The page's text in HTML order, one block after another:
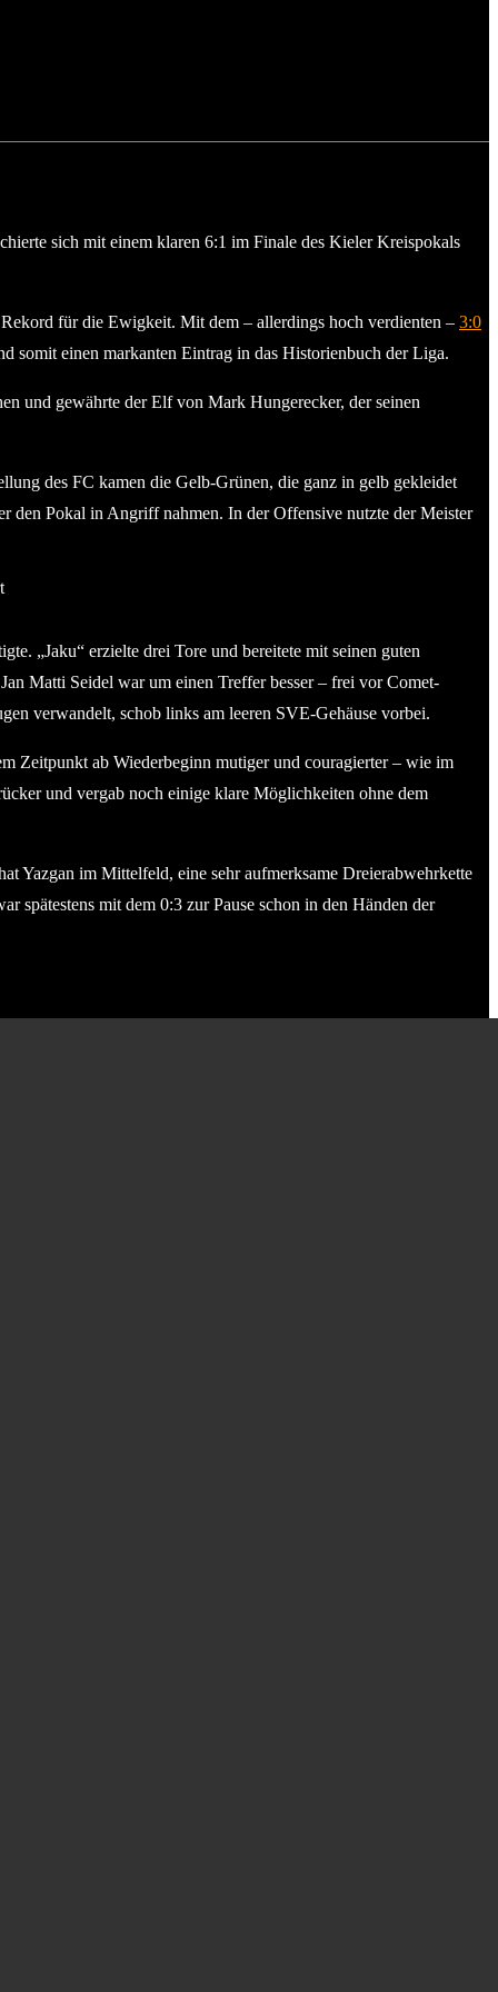
sich mit einem klaren 6:1 im Finale des Kieler Kreispokals
für die Ewigkeit. Mit dem – allerdings hoch verdienten – 3:0
somit einen markanten Eintrag in das Historienbuch der Liga.
und gewährte der Elf von Mark Hungerecker, der seinen
des FC kamen die Gelb-Grünen, die ganz in gelb gekleidet
den Pokal in Angriff nahmen. In der Offensive nutzte der Meister
„Jaku“ erzielte drei Tore und bereitete mit seinen guten
Matti Seidel war um einen Treffer besser – frei vor Comet-
verwandelt, schob links am leeren SVE-Gehäuse vorbei.
Zeitpunkt ab Wiederbeginn mutiger und couragierter – wie im
und vergab noch einige klare Möglichkeiten ohne dem
Yazgan im Mittelfeld, eine sehr aufmerksame Dreierabwehrkette
spätestens mit dem 0:3 zur Pause schon in den Händen der